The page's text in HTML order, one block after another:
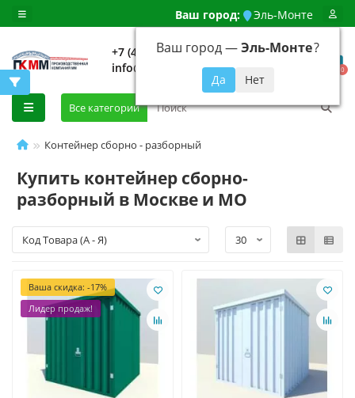
Ваш город: Эль-Монте
Ваш город —Эль-Монте?
+7 (499) 648-92-94
info@evroshtaketnikmoskva.ru
0
Все категории
Контейнер сборно - разборный
Купить контейнер сборно-
разборный в Москве и МО
Ваша скидка: -17%
Лидер продаж!